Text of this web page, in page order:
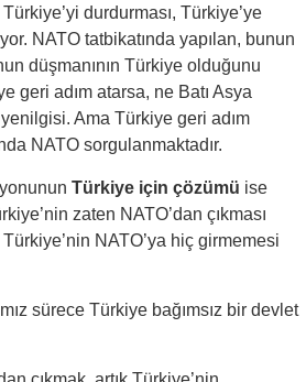
durdurması, Türkiye’ye
NATO tatbikatında yapılan, bunun
düşmanının Türkiye olduğunu
geri adım atarsa, ne Batı Asya
Ama Türkiye geri adım
NATO sorgulanmaktadır.
Türkiye için çözümü ise
zaten NATO’dan çıkması
NATO’ya hiç girmemesi
sürece Türkiye bağımsız bir devlet